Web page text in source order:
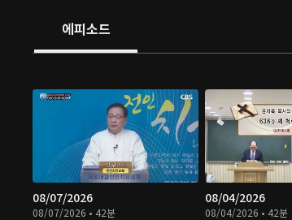
에피소드
08/07/2026
08/07/2026 • 42분
08/04/2026
08/04/2026 • 42분